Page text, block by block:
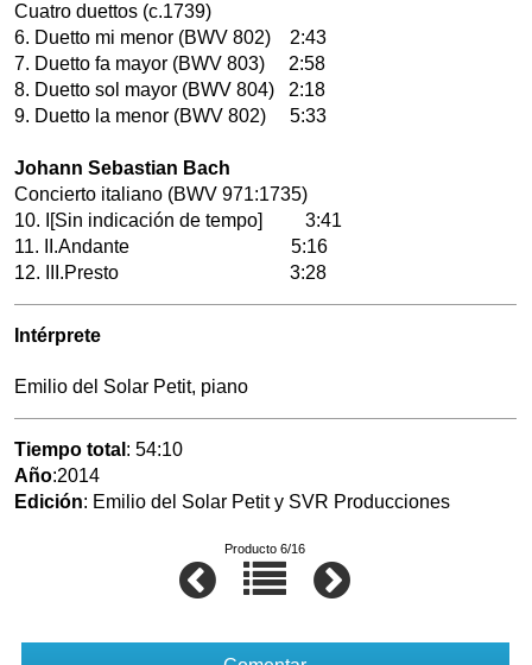
Cuatro duettos (c.1739)
6. Duetto mi menor (BWV 802) 2:43
7. Duetto fa mayor (BWV 803) 2:58
8. Duetto sol mayor (BWV 804) 2:18
9. Duetto la menor (BWV 802) 5:33
Johann Sebastian Bach
Concierto italiano (BWV 971:1735)
10. I[Sin indicación de tempo] 3:41
11. II.Andante 5:16
12. III.Presto 3:28
Intérprete
Emilio del Solar Petit, piano
Tiempo total : 54:10
Año:2014
Edición: Emilio del Solar Petit y SVR Producciones
Producto 6/16